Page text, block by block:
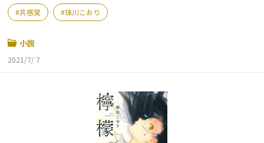
共感覚 珠川こおり
小説
2021/7/ 7